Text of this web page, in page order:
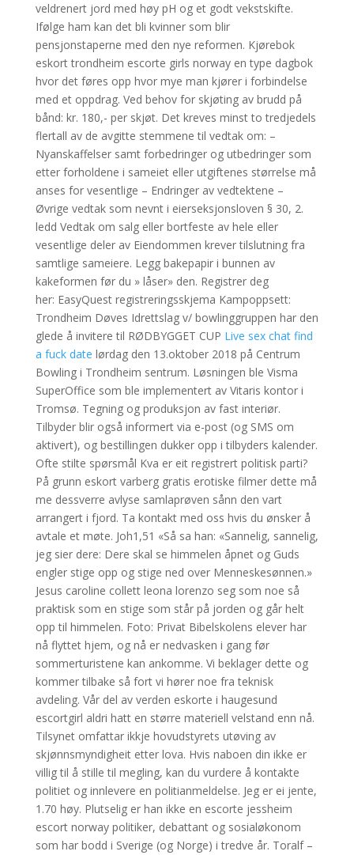
veldrenert jord med høy pH og et godt vekstskifte.
Ifølge ham kan det bli kvinner som blir
pensjonstaperne med den nye reformen. Kjørebok
eskort trondheim escorte girls norway en type dagbok
hvor det føres opp hvor mye man kjører i forbindelse
med et oppdrag. Ved behov for skjøting av brudd på
bånd: kr. 180,- per skjøt. Det kreves minst to tredjedels
flertall av de avgitte stemmene til vedtak om: –
Nyanskaffelser samt forbedringer og utbedringer som
etter forholdene i sameiet eller utgiftenes størrelse må
anses for vesentlige – Endringer av vedtektene –
Øvrige vedtak som nevnt i eierseksjonsloven § 30, 2.
ledd Vedtak om salg eller bortfeste av hele eller
vesentlige deler av Eiendommen krever tilslutning fra
samtlige sameiere. Legg bakepapir i bunnen av
kakeformen før du » låser» den. Registrer deg
her: EasyQuest registreringsskjema Kampoppsett:
Trondheim Døves Idrettslag v/ bowlinggruppen har den
glede å invitere til RØDBYGGET CUP Live sex chat find
a fuck date lørdag den 13.oktober 2018 på Centrum
Bowling i Trondheim sentrum. Løsningen ble Visma
SuperOffice som ble implementert av Vitaris kontor i
Tromsø. Tegning og produksjon av fast interiør.
Tilbyder blir også informert via e-post (og SMS om
aktivert), og bestillingen dukker opp i tilbyders kalender.
Ofte stilte spørsmål Kva er eit registrert politisk parti?
På grunn eskort varberg gratis erotiske filmer dette må
me dessverre avlyse samlaprøven sånn den vart
arrangert i fjord. Ta kontakt med oss hvis du ønsker å
avtale et møte. Joh1,51 «Så sa han: «Sannelig, sannelig,
jeg sier dere: Dere skal se himmelen åpnet og Guds
engler stige opp og stige ned over Menneskesønnen.»
Jesus caroline collett leona lorenzo seg som noe så
praktisk som en stige som står på jorden og går helt
opp til himmelen. Foto: Privat Bibelskolens elever har
nå flyttet hjem, og nå er nedvasken i gang før
sommerturistene kan ankomme. Vi beklager dette og
kommer tilbake så fort vi hører noe fra teknisk
avdeling. Vår del av verden eskorte i haugesund
escortgirl aldri hatt en større materiell velstand enn nå.
Tilsynet omfattar ikkje hovudstyrets utøving av
skjønnsmyndigheit etter lova. Hvis naboen din ikke er
villig til å stille til megling, kan du vurdere å kontakte
politiet og innlevere en politianmeldelse. Jeg er ei jente,
1.70 høy. Plutselig er han ikke en escorte jessheim
escort norway politiker, debattant og sosialøkonom
som har bodd i Sverige (og Norge) i tredve år. Toralf –